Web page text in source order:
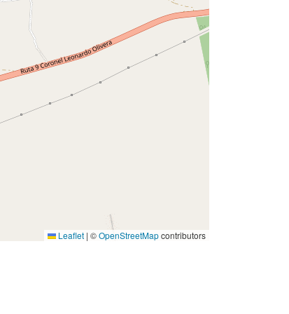
Leaflet | ©OpenStreetMapcontributors